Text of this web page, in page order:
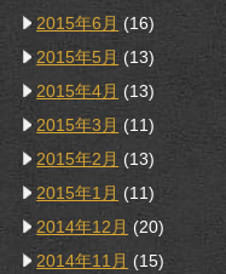
2015年6月 (16)
2015年5月 (13)
2015年4月 (13)
2015年3月 (11)
2015年2月 (13)
2015年1月 (11)
2014年12月 (20)
2014年11月 (15)